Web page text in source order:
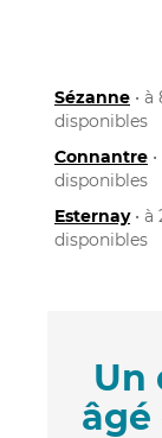
Sézanne •
disponibles
Connantre
disponibles
Esternay• à
disponibles
Un
âgé